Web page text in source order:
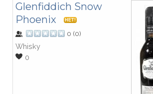
Glenfiddich Snow
Phoenix
HET!
0 (0)
Whisky
0